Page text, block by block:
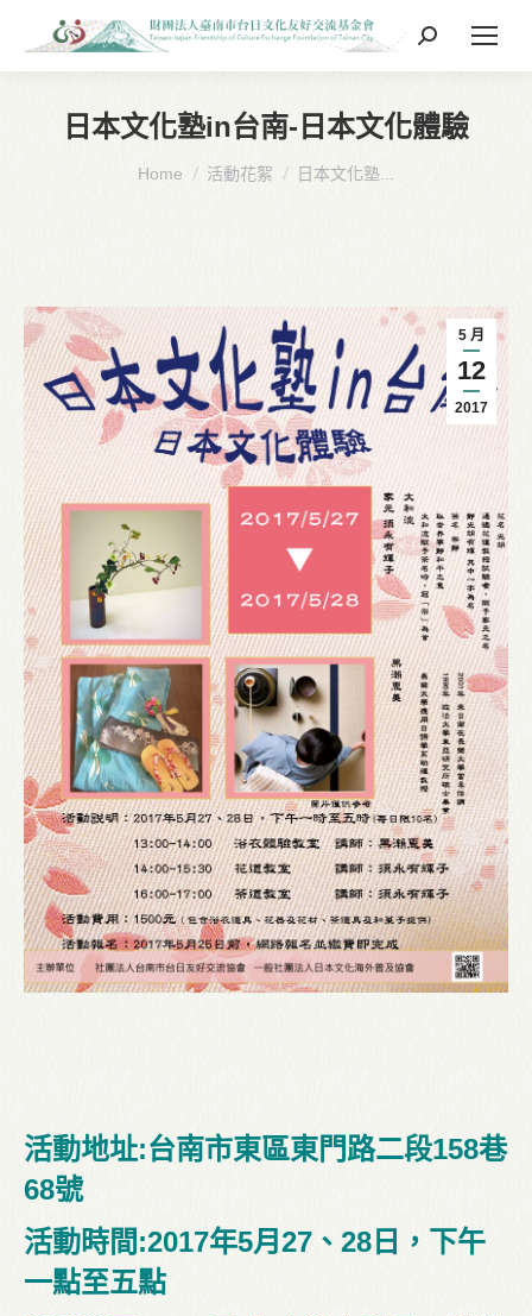
Search:
日本文化塾in台南-日本文化體驗
You are here:
Home 活動花絮 日本文化塾...
5 月
12
2017
活動地址:台南市東區東門路二段158巷
68號
活動時間:2017年5月27、28日，下午
一點至五點